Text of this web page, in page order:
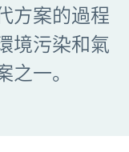
方案的過程
境污染和氣
一。